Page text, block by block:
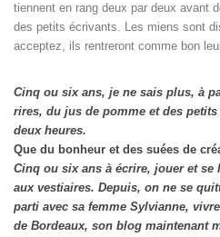
tiennent en rang deux par deux avant
des petits écrivants. Les miens sont
acceptez, ils rentreront comme bon
Cinq ou six ans, je ne sais plus, à
rires, du jus de pomme et des
deux heures.
Que du bonheur et des suées de
Cinq ou six ans à écrire, jouer et
aux vestiaires. Depuis, on ne se
parti avec sa femme Sylvianne,
de Bordeaux, son blog maintenant